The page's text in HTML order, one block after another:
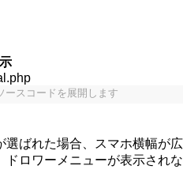
ースコードを展開します
選ばれた場合、スマホ横幅が広
ドロワーメニューが表示されな